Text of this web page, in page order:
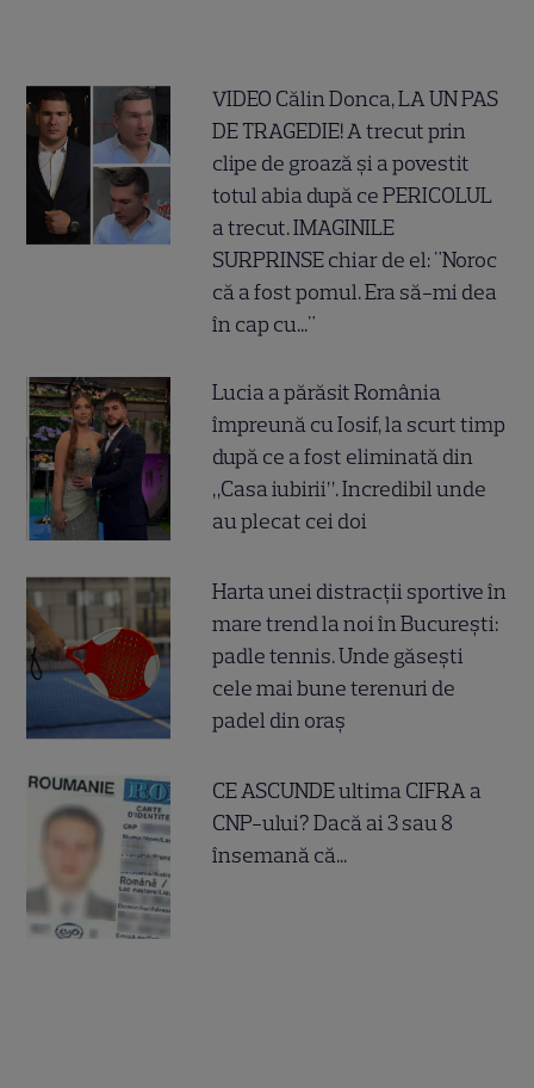
VIDEO Călin Donca, LA UN PAS
DE TRAGEDIE! A trecut prin
clipe de groază și a povestit
totul abia după ce PERICOLUL
a trecut. IMAGINILE
SURPRINSE chiar de el: "Noroc
că a fost pomul. Era să-mi dea
în cap cu..."
Lucia a părăsit România
împreună cu Iosif, la scurt timp
după ce a fost eliminată din
„Casa iubirii”. Incredibil unde
au plecat cei doi
Harta unei distracții sportive în
mare trend la noi în București:
padle tennis. Unde găsești
cele mai bune terenuri de
padel din oraș
CE ASCUNDE ultima CIFRA a
CNP-ului? Dacă ai 3 sau 8
însemană că...